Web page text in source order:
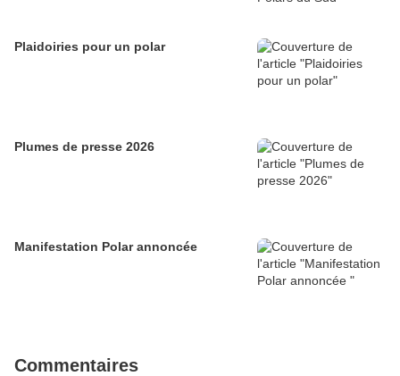
Plaidoiries pour un polar
Plumes de presse 2026
Manifestation Polar annoncée
Commentaires